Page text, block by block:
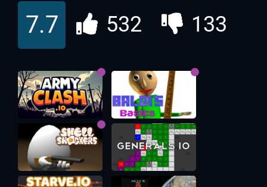
Рейс
7.7 532 133